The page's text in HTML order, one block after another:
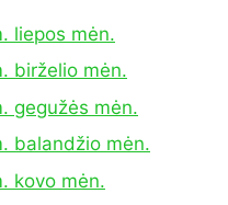
liepos mėn.
birželio mėn.
gegužės mėn.
balandžio mėn.
kovo mėn.